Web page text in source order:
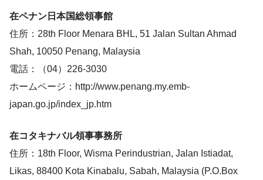
在ペナン日本国総領事館
住所：28th Floor Menara BHL, 51 Jalan Sultan Ahmad
Shah, 10050 Penang, Malaysia
電話：（04）226-3030
ホームページ：http://www.penang.my.emb-
japan.go.jp/index_jp.htm
在コタキナバル領事事務所
住所：18th Floor, Wisma Perindustrian, Jalan Istiadat,
Likas, 88400 Kota Kinabalu, Sabah, Malaysia (P.O.Box